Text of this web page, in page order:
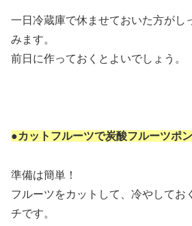
一日冷蔵庫で休ませておいた方がし
みます。
前日に作っておくとよいでしょう。
●カットフルーツで炭酸フルーツポ
準備は簡単！
フルーツをカットして、冷やしてお
チです。